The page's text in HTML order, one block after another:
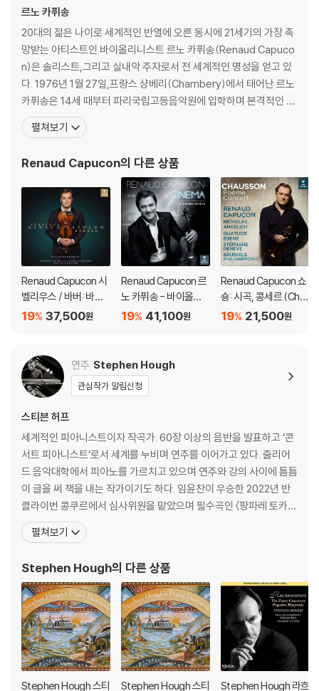
르노 카퓌송
20대의 젊은 나이로 세계적인 반열에 오른 동시에 21세기의 가장 촉
망받는 아티스트인 바이올리니스트 르노 카퓌송(Renaud Capuco
n)은 솔리스트,그리고 실내악 주자로서 전 세계적인 명성을 얻고 있
다. 1976년 1월 27일,프랑스 샹베리(Chambery)에서 태어난 르노
카퓌송은 14세 때부터 파리국립고등음악원에 입학하며 본격적인 음
악 공부를 시작했다. 1995년 그는 베를린 예술대학에 입학했으며,토
마스 브란디스,아이작 스턴,슐로모 민츠,오귀스탱 뒤메이를 사사하
'구스타프 말러 유겐트 오케스트라'의 수석
펼쳐보기
Renaud Capucon의 다른 상품
Renaud Capucon 시
벨리우스 / 바버: 바이
올린 협주곡 (Sibelius
d]
37,500원
19%
Renaud Capucon 르
노 카퓌송 - 바이올린
으로 연주한 영화음악
41,100원
19%
Renaud Capucon 쇼
숑: 시곡, 콩세르 (Cha
usson: Poeme Conc
21,500원
19%
연주 Stephen Hough
관심작가 알림신청
스티븐 허프
세계적인 피아니스트이자 작곡가. 60장 이상의 음반을 발표하고 ‘콘
서트 피아니스트’로서 세계를 누비며 연주를 이어가고 있다. 줄리어
드 음악대학에서 피아노를 가르치고 있으며 연주와 강의 사이에 틈틈
이 글을 써 책을 내는 작가이기도 하다. 임윤찬이 우승한 2022년 반
클라이번 콩쿠르에서 심사위원을 맡았으며 필수곡인 〈팡파레 토카타
Fanfare Toccata〉를 작곡했다. 2022년 8월에는 내한해 대전시향,
창원시향과 협연하였다. 자주 한국을 방문하고 있으며 통역이나 매니
《이코노미스트》가 선정한 ‘가장 영향력
펼쳐보기
Stephen Hough의 다른 상품
Stephen Hough 스티 Stephen Hough 스티 Stephen Hough 라흐